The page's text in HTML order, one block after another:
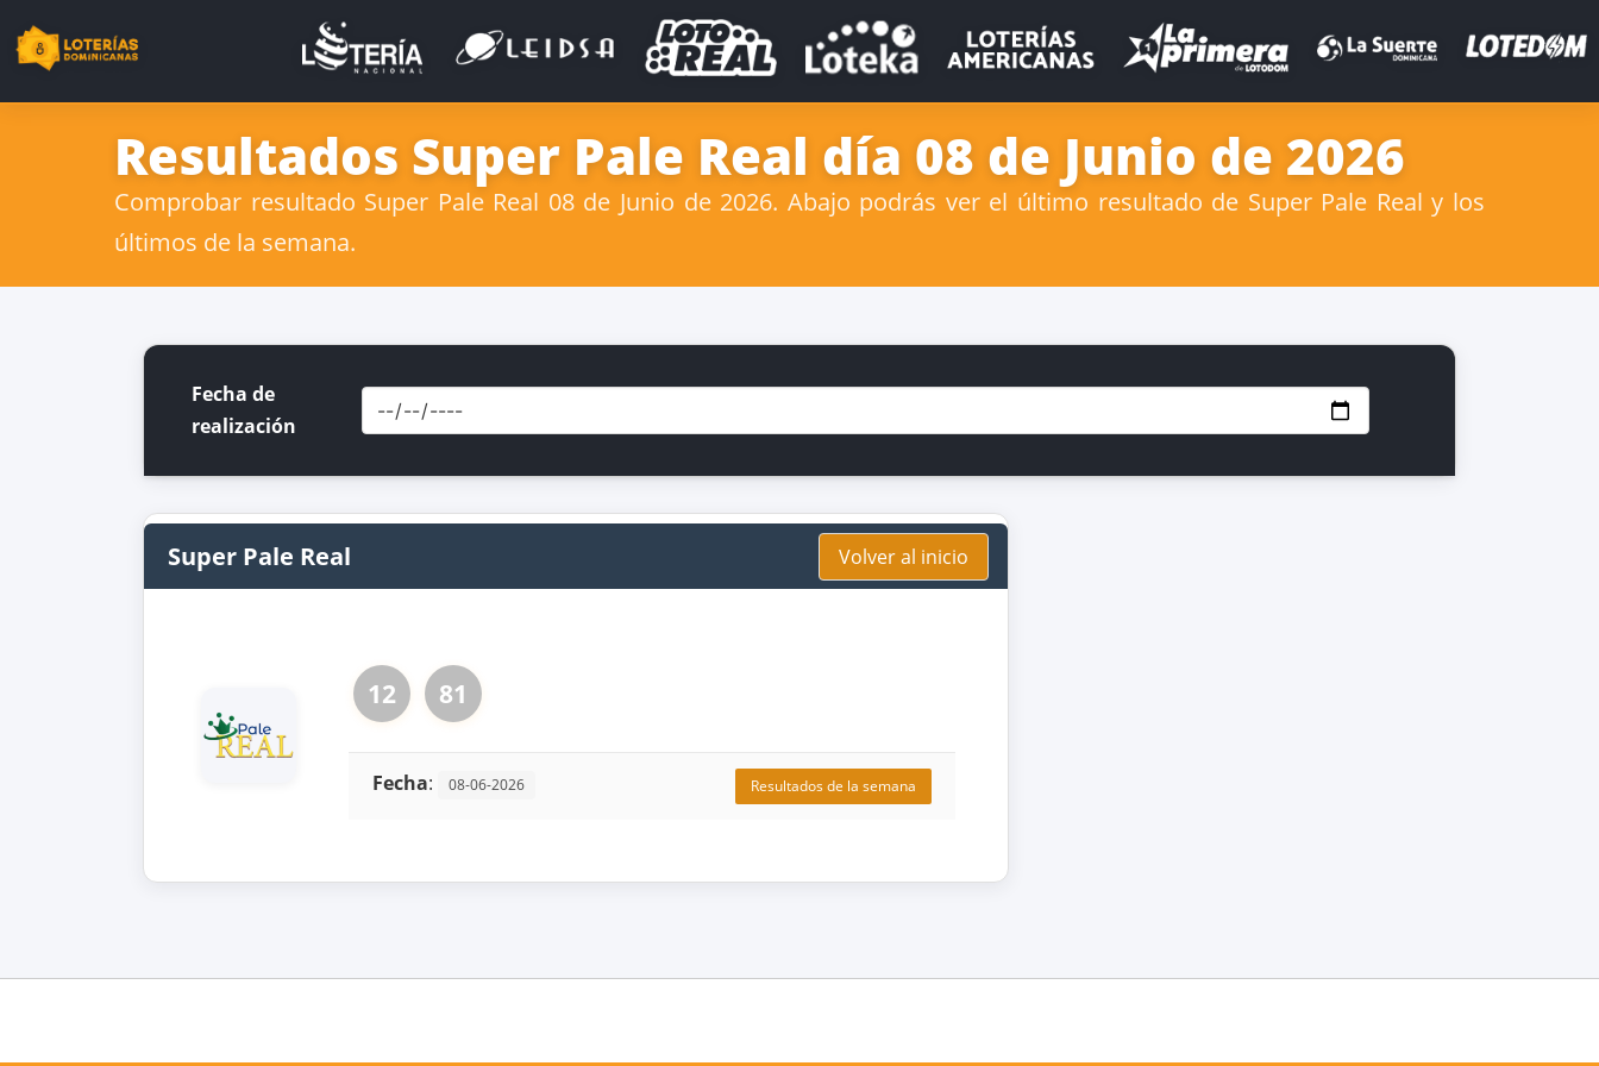
Resultados Super Pale Real día 08 de Junio de 2026
Comprobar resultado Super Pale Real 08 de Junio de 2026. Abajo podrás ver el último resultado de Super Pale Real y los
últimos de la semana.
Fecha de
realización
Super Pale Real Volver al inicio
12 81
Fecha: 08-06-2026 Resultados de la semana